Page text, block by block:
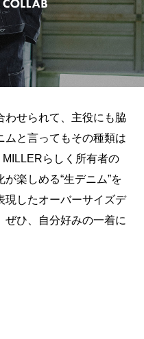
わせられて、主役にも脇
ムと言ってもその種類は
らしく所有者の
楽しめる“生デニム”を
現したオーバーサイズデ
ぜひ、自分好みの一着に